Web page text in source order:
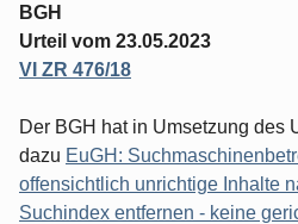
BGH
Urteil vom 23.05.2023
VI ZR 476/18
Der BGH hat in Umsetzung des
dazu EuGH:
offensichtlich unrichtige Inhalte
Suchindex entfernen - keine